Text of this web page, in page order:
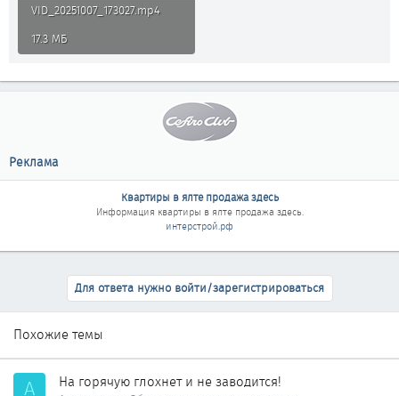
VID_20251007_173027.mp4
17.3 МБ
Реклама
Квартиры в ялте продажа здесь
Информация квартиры в ялте продажа здесь.
интерстрой.рф
Для ответа нужно войти/зарегистрироваться
Похожие темы
A На горячую глохнет и не заводится!